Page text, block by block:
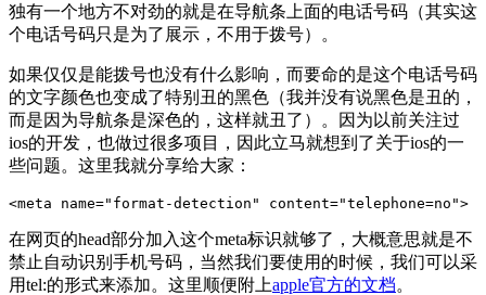
独有一个地方不对劲的就是在导航条上面的电话号码（其实这
个电话号码只是为了展示，不用于拨号）。
如果仅仅是能拨号也没有什么影响，而要命的是这个电话号码
的文字颜色也变成了特别丑的黑色（我并没有说黑色是丑的，
而是因为导航条是深色的，这样就丑了）。因为以前关注过
ios的开发，也做过很多项目，因此立马就想到了关于ios的一
些问题。这里我就分享给大家：
<meta name="format-detection" content="telephone=no">
在网页的head部分加入这个meta标识就够了，大概意思就是不
禁止自动识别手机号码，当然我们要使用的时候，我们可以采
用tel:的形式来添加。这里顺便附上apple官方的文档。